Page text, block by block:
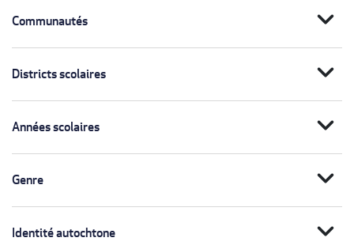
Communautés expand_more
Districts scolaires expand_more
Années scolaires expand_more
Genre expand_more
Identité autochtone expand_more